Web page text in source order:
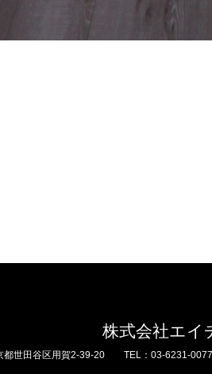
株式会社エイ
都世田谷区用賀2-39-20 TEL：03-6231-0077